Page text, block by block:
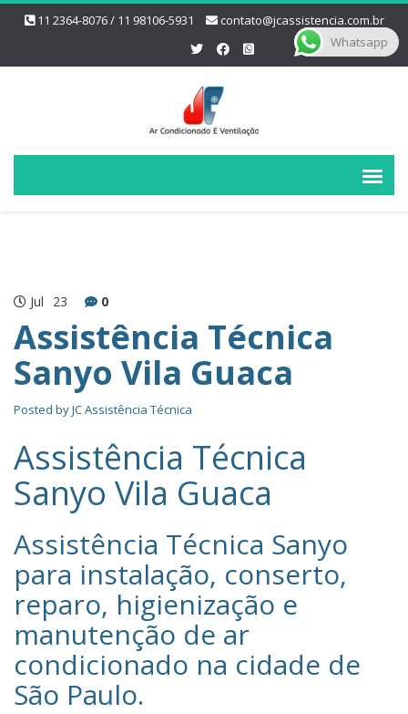
11 2364-8076 / 11 98106-5931 contato@jcassistencia.com.br
Jul 23 0
Assistência Técnica
Sanyo Vila Guaca
Posted byJC Assistência Técnica
Assistência Técnica
Sanyo Vila Guaca
Assistência Técnica Sanyo‎
para instalação, conserto,
reparo, higienização e
manutenção de ar
condicionado na cidade de
São Paulo.
Whatsapp